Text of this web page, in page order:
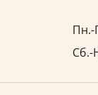
Пн.-
Сб.-